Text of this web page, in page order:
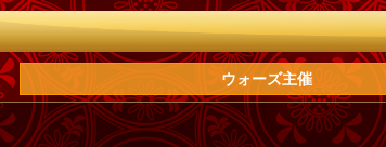
ウォーズ主催